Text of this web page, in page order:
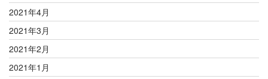
2021年4月
2021年3月
2021年2月
2021年1月